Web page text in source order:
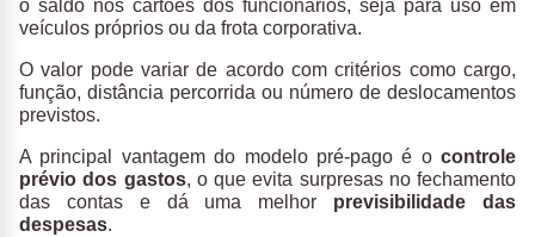
o saldo nos cartões dos funcionários, seja para uso em
veículos próprios ou da frota corporativa.
O valor pode variar de acordo com critérios como cargo,
função, distância percorrida ou número de deslocamentos
previstos.
A principal vantagem do modelo pré-pago é ocontrole
prévio dos gastos, o que evita surpresas no fechamento
das contas e dá uma melhor previsibilidade das
despesas.